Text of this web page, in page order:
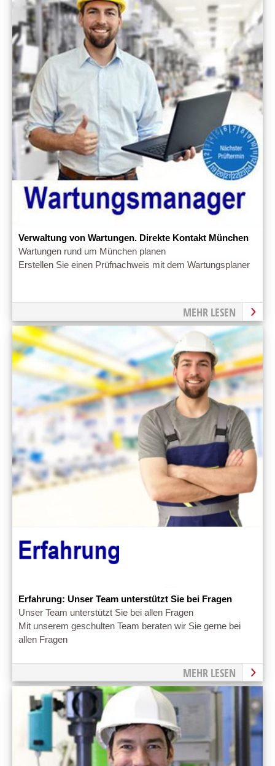
Verwaltung von Wartungen. Direkte Kontakt München
Wartungen rund um München planen
Erstellen Sie einen Prüfnachweis mit dem Wartungsplaner
MEHR LESEN
Erfahrung: Unser Team unterstützt Sie bei Fragen
Unser Team unterstützt Sie bei allen Fragen
Mit unserem geschulten Team beraten wir Sie gerne bei
allen Fragen
MEHR LESEN